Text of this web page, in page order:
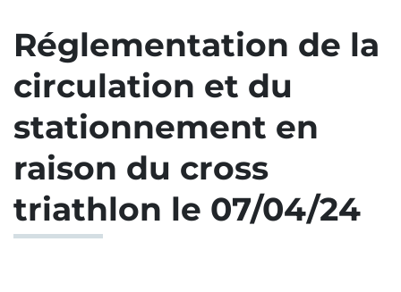
Réglementation de la
circulation et du
stationnement en
raison du cross
triathlon le 07/04/24